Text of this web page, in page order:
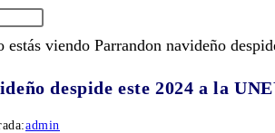
despide este 2024 a la
admin